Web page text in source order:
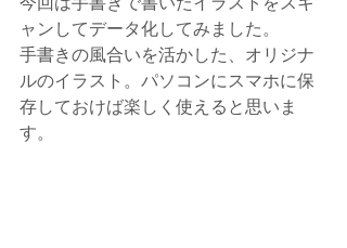
ャンしてデータ化してみました。
手書きの風合いを活かした、オリジナ
ルのイラスト。パソコンにスマホに保
存しておけば楽しく使えると思いま
す。